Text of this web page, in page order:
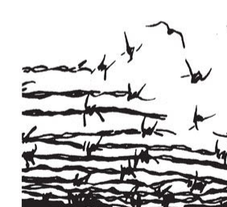
Joanna de Ângelis menciona a
cromoterapia no contexto da
psíquica. Em nenhum momento,
adoção como prática institucional do
profunda diferença entre reconhecer
recurso terapêutico e convertê-lo em
Espírita.